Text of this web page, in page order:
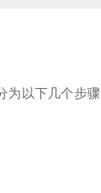
为以下几个步